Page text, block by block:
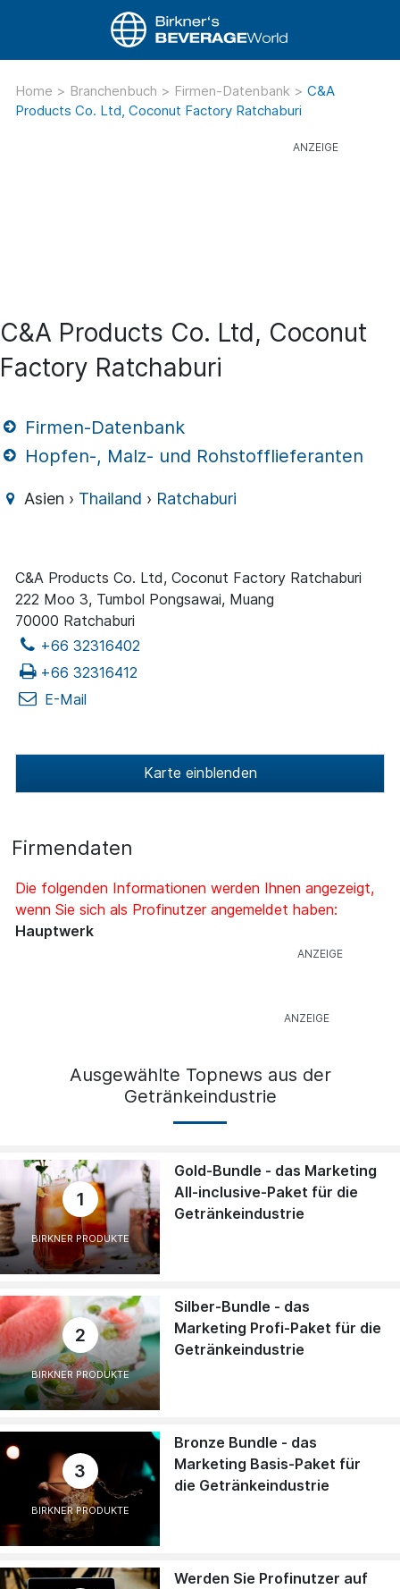
Home > Branchenbuch > Firmen-Datenbank > C&A
Products Co. Ltd, Coconut Factory Ratchaburi
C&A Products Co. Ltd, Coconut
Factory Ratchaburi
Firmen-Datenbank
Hopfen-, Malz- und Rohstofflieferanten
Asien › Thailand › Ratchaburi
C&A Products Co. Ltd, Coconut Factory Ratchaburi
222 Moo 3, Tumbol Pongsawai, Muang
70000 Ratchaburi
+66 32316402
+66 32316412
E-Mail
Karte einblenden
Firmendaten
Die folgenden Informationen werden Ihnen angezeigt,
wenn Sie sich als Profinutzer angemeldet haben:
Hauptwerk
Ausgewählte Topnews aus der
Getränkeindustrie
1
BIRKNER PRODUKTE
Gold-Bundle - das Marketing
All-inclusive-Paket für die
Getränkeindustrie
2
BIRKNER PRODUKTE
Silber-Bundle - das
Marketing Profi-Paket für die
Getränkeindustrie
3
BIRKNER PRODUKTE
Bronze Bundle - das
Marketing Basis-Paket für
die Getränkeindustrie
Werden Sie Profinutzer auf